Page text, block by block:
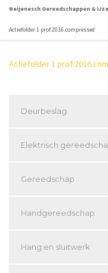
Neijenesch Gereedschappen &
Actiefolder 1 prof 2016.compressed
Actiefolder 1 prof
Deurbeslag
Elektrisch
Gereedschap
Handgereedschap
Hang en sluitwerk